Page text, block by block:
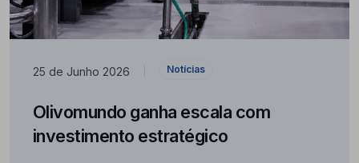
25 de Junho 2026 Notícias
Olivomundo ganha escala com
investimento estratégico